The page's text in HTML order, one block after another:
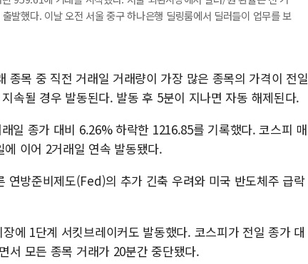
발했다. 이날 오전 서울 중구 하나은행 딜링룸에서 딜러들이 업무를 보
종목 중 직전 거래일 거래량이 가장 많은 종목의 가격이 전일
속될 경우 발동된다. 발동 후 5분이 지나면 자동 해제된다.
일 종가 대비 6.26% 하락한 1216.85를 기록했다. 코스피 매
이어 2거래일 연속 발동됐다.
연방준비제도(Fed)의 추가 긴축 우려와 미국 반도체주 급락
에 1단계 서킷브레이커도 발동했다. 코스피가 전일 종가 대
서 모든 종목 거래가 20분간 중단됐다.